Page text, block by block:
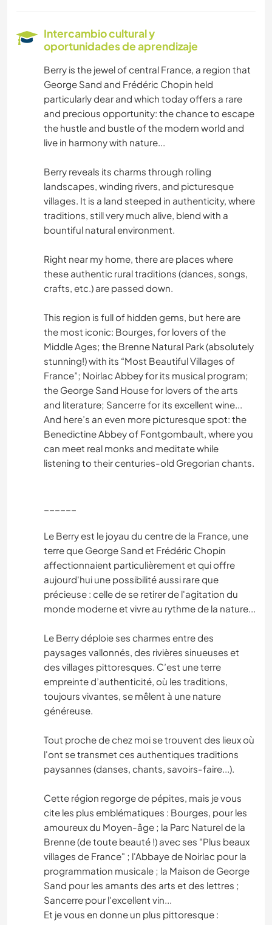
ARTES ESCÉNICAS
SENDERISMO
NATURALEZA
ACAMPADA
Intercambio cultural y
oportunidades de aprendizaje
Berry is the jewel of central France, a region that
George Sand and Frédéric Chopin held
particularly dear and which today offers a rare
and precious opportunity: the chance to escape
the hustle and bustle of the modern world and
live in harmony with nature...
Berry reveals its charms through rolling
landscapes, winding rivers, and picturesque
villages. It is a land steeped in authenticity, where
traditions, still very much alive, blend with a
bountiful natural environment.
Right near my home, there are places where
these authentic rural traditions (dances, songs,
crafts, etc.) are passed down.
This region is full of hidden gems, but here are
the most iconic: Bourges, for lovers of the
Middle Ages; the Brenne Natural Park (absolutely
stunning!) with its “Most Beautiful Villages of
France”; Noirlac Abbey for its musical program;
the George Sand House for lovers of the arts
and literature; Sancerre for its excellent wine...
And here’s an even more picturesque spot: the
Benedictine Abbey of Fontgombault, where you
can meet real monks and meditate while
listening to their centuries-old Gregorian chants.
Le Berry est le joyau du centre de la France, une
terre que George Sand et Frédéric Chopin
affectionnaient particulièrement et qui offre
aujourd'hui une possibilité aussi rare que
précieuse : celle de se retirer de l'agitation du
monde moderne et vivre au rythme de la nature...
Le Berry déploie ses charmes entre des
paysages vallonnés, des rivières sinueuses et
des villages pittoresques. C’est une terre
empreinte d’authenticité, où les traditions,
toujours vivantes, se mêlent à une nature
généreuse.
Tout proche de chez moi se trouvent des lieux où
l'ont se transmet ces authentiques traditions
paysannes (danses, chants, savoirs-faire...).
Cette région regorge de pépites, mais je vous
cite les plus emblématiques : Bourges, pour les
amoureux du Moyen-âge ; la Parc Naturel de la
Brenne (de toute beauté !) avec ses "Plus beaux
villages de France" ; l'Abbaye de Noirlac pour la
programmation musicale ; la Maison de George
Sand pour les amants des arts et des lettres ;
Sancerre pour l'excellent vin...
Et je vous en donne un plus pittoresque :